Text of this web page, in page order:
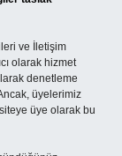
ve İletişim
olarak hizmet
denetleme
üyelerimiz
üye olarak bu